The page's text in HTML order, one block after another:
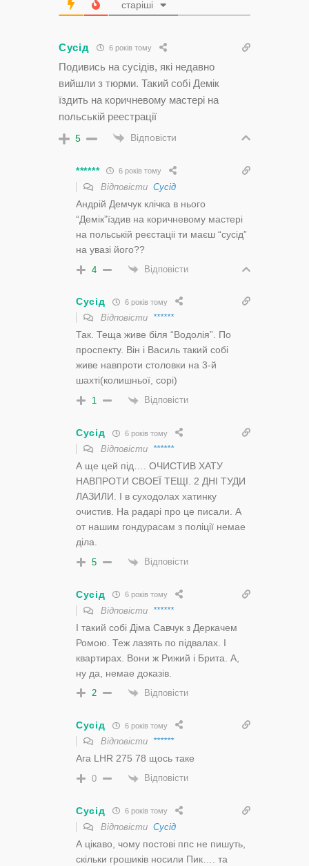
старіші
Сусід 6 років тому
Подивись на сусідів, які недавно
вийшли з тюрми. Такий собі Демік
їздить на коричневому мастері на
польській реестрації
5 Відповісти
****** 6 років тому
Відповісти Сусід
Андрій Демчук клічка в нього
“Демік”їздив на коричневому мастері
на польській реєстаціі ти маєш “сусід”
на увазі його??
4 Відповісти
Сусід 6 років тому
Відповісти ******
Так. Теща живе біля “Водолія”. По
проспекту. Він і Василь такий собі
живе навпроти столовки на 3-й
шахті(колишньої, сорі)
1 Відповісти
Сусід 6 років тому
Відповісти ******
А ще цей під…. ОЧИСТИВ ХАТУ
НАВПРОТИ СВОЕЇ ТЕЩІ. 2 ДНІ ТУДИ
ЛАЗИЛИ. І в суходолах хатинку
очистив. На радарі про це писали. А
от нашим гондурасам з поліції немае
діла.
5 Відповісти
Сусід 6 років тому
Відповісти ******
І такий собі Діма Савчук з Деркачем
Ромою. Теж лазять по підвалах. І
квартирах. Вони ж Рижий і Брита. А,
ну да, немае доказів.
2 Відповісти
Сусід 6 років тому
Відповісти ******
Ага LHR 275 78 щось таке
0 Відповісти
Сусід 6 років тому
Відповісти Сусід
А цікаво, чому постові ппс не пишуть,
скільки грошиків носили Пик…. та